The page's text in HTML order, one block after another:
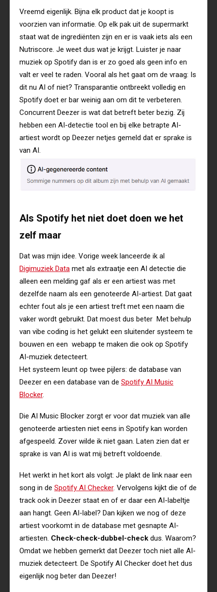
Vreemd eigenlijk. Bijna elk product dat je koopt is
voorzien van informatie. Op elk pak uit de supermarkt
staat wat de ingrediënten zijn en er is vaak iets als een
Nutriscore. Je weet dus wat je krijgt. Luister je naar
muziek op Spotify dan is er zo goed als geen info en
valt er veel te raden. Vooral als het gaat om de vraag: Is
dit nu AI of niet? Transparantie ontbreekt volledig en
Spotify doet er bar weinig aan om dit te verbeteren.
Concurrent Deezer is wat dat betreft beter bezig. Zij
hebben een AI-detectie tool en bij elke betrapte AI-
artiest wordt op Deezer netjes gemeld dat er sprake is
van AI.
Als Spotify het niet doet doen we het
zelf maar
Dat was mijn idee. Vorige week lanceerde ik al
Digimuziek Data met als extraatje een AI detectie die
alleen een melding gaf als er een artiest was met
dezelfde naam als een genoteerde AI-artiest. Dat gaat
echter fout als je een artiest treft met een naam die
vaker wordt gebruikt. Dat moest dus beter Met behulp
van vibe coding is het gelukt een sluitender systeem te
bouwen en een webapp te maken die ook op Spotify
AI-muziek detecteert.
Het systeem leunt op twee pijlers: de database van
Deezer en een database van de Spotify AI Music
Blocker.
Die AI Music Blocker zorgt er voor dat muziek van alle
genoteerde artiesten niet eens in Spotify kan worden
afgespeeld. Zover wilde ik niet gaan. Laten zien dat er
sprake is van AI is wat mij betreft voldoende.
Het werkt in het kort als volgt: Je plakt de link naar een
song in de Spotify AI Checker. Vervolgens kijkt die of de
track ook in Deezer staat en of er daar een AI-labeltje
aan hangt. Geen AI-label? Dan kijken we nog of deze
artiest voorkomt in de database met gesnapte AI-
artiesten. Check-check-dubbel-check dus. Waarom?
Omdat we hebben gemerkt dat Deezer toch niet alle AI-
muziek detecteert. De Spotify AI Checker doet het dus
eigenlijk nog beter dan Deezer!